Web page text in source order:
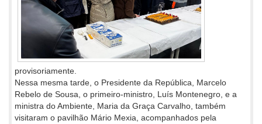
provisoriamente.
Nessa mesma tarde, o Presidente da República, Marcelo
Rebelo de Sousa, o primeiro-ministro, Luís Montenegro, e a
ministra do Ambiente, Maria da Graça Carvalho, também
visitaram o pavilhão Mário Mexia, acompanhados pela